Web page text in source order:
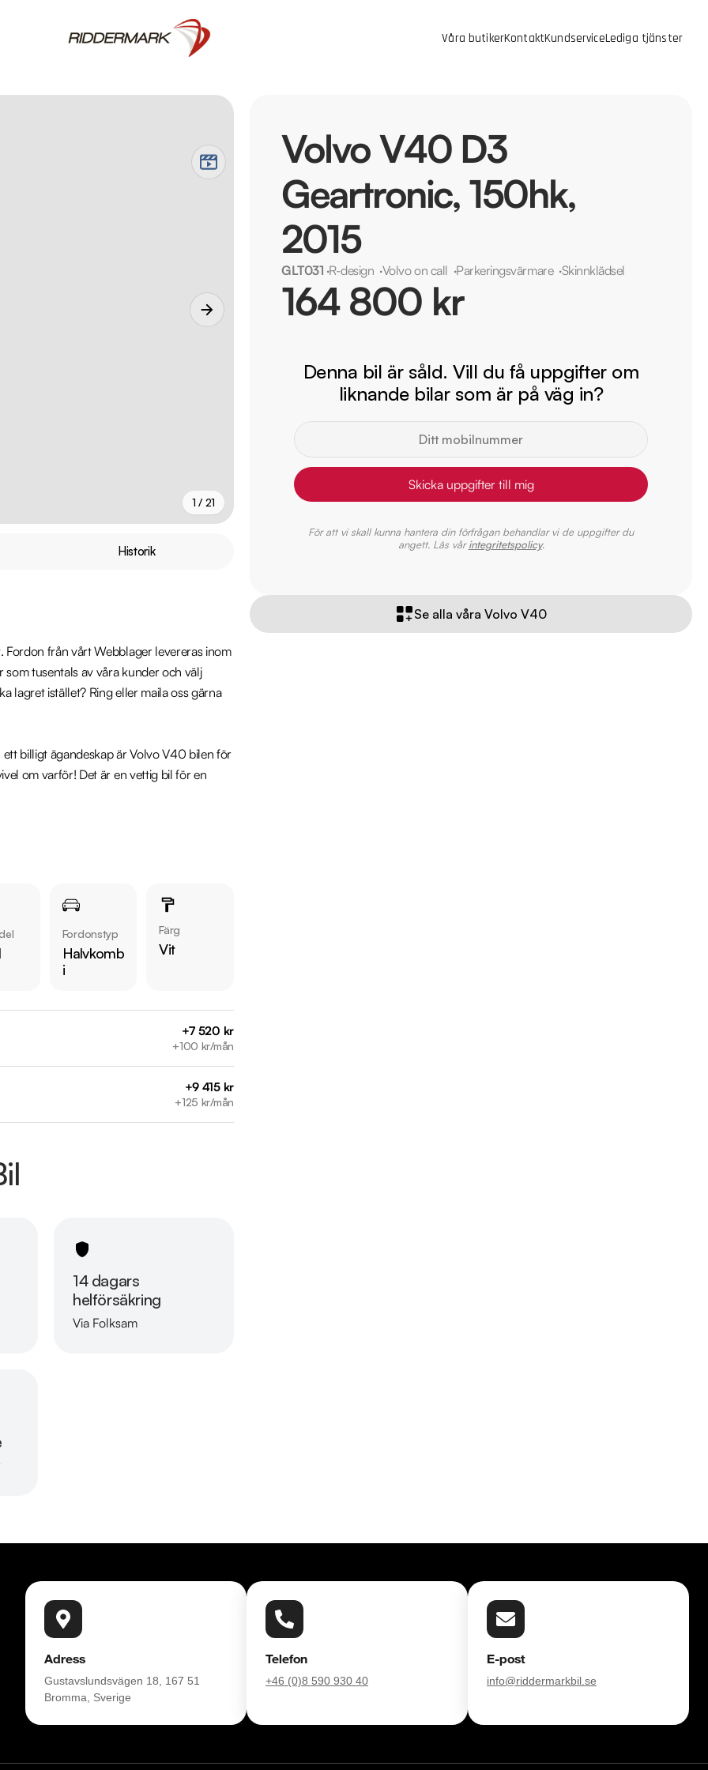
Våra butikerKontaktKundserviceLediga tjänster
1 / 21
Historik
från vårt Webblager levereras inom
tusentals av våra kunder och välj
lagret istället? Ring eller maila oss gärna
billigt ägandeskap är Volvo V40 bilen för
om varför! Det är en vettig bil för en
Innertak, Stolsvärme fram & bak,
bilar på
bilfirma! Alla våra bilar är leveransklara
Fordonstyp
Halvkomb
i
Färg
Vit
+7 520 kr
+100 kr/mån
+9 415 kr
+125 kr/mån
14 dagars
helförsäkring
Via Folksam
Volvo V40 D3
Geartronic, 150hk,
2015
GLT031 ·R-design ·Volvo on call ·Parkeringsvärmare ·Skinnklädsel
164 800 kr
Denna bil är såld. Vill du få uppgifter om
liknande bilar som är på väg in?
Skicka uppgifter till mig
För att vi skall kunna hantera din förfrågan behandlar vi de uppgifter du
angett. Läs vårintegritetspolicy.
Se alla våra Volvo V40
Adress
Gustavslundsvägen 18, 167 51
Bromma, Sverige
Telefon
+46 (0)8 590 930 40
E-post
info@riddermarkbil.se